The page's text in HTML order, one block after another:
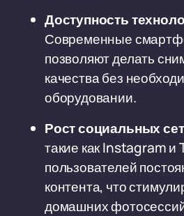
Доступность
Современные
позволяют делать
качества без
оборудовании.
Рост социальных
такие как Instagram и
пользователей
контента, что
домашних